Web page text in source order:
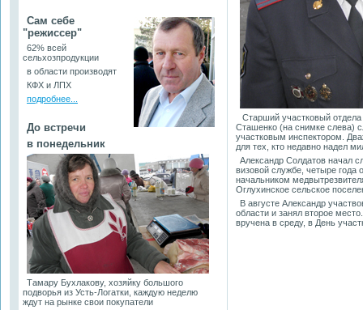
Сам себе
"режиссер"
62% всей
сельхозпродукции
в области производят
КФХ и ЛПХ
подробнее...
До встречи
в понедельник
Тамару Бухлакову, хозяйку большого
подворья из Усть-Логатки, каждую неделю
ждут на рынке свои покупатели
Старший участковый
Сташенко (на снимке слева)
участковым инспектором.
для тех, кто недавно надел
Александр Солдатов начал
визовой службе, четыре года
начальником
Оглухинское сельское
В августе Александр
области и занял второе
вручена в среду, в День